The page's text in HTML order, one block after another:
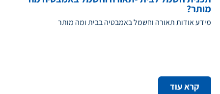
מותר?
מידע אודות תאורה וחשמל באמבטיה בבית ומה מותר
קרא עוד